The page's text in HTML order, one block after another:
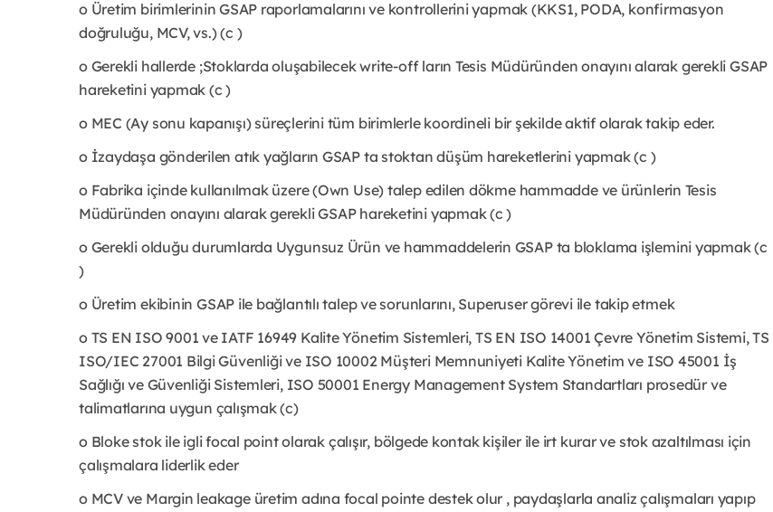
o Üretim birimlerinin GSAP raporlamalarını ve kontrollerini yapmak (KKS1, PODA, konfirmasyon
doğruluğu, MCV, vs.) (c )
o Gerekli hallerde ;Stoklarda oluşabilecek write-off ların Tesis Müdüründen onayını alarak gerekli GSAP
hareketini yapmak (c )
o MEC (Ay sonu kapanışı) süreçlerini tüm birimlerle koordineli bir şekilde aktif olarak takip eder.
o İzaydaşa gönderilen atık yağların GSAP ta stoktan düşüm hareketlerini yapmak (c )
o Fabrika içinde kullanılmak üzere (Own Use) talep edilen dökme hammadde ve ürünlerin Tesis
Müdüründen onayını alarak gerekli GSAP hareketini yapmak (c )
o Gerekli olduğu durumlarda Uygunsuz Ürün ve hammaddelerin GSAP ta bloklama işlemini yapmak (c
)
o Üretim ekibinin GSAP ile bağlantılı talep ve sorunlarını, Superuser görevi ile takip etmek
o TS EN ISO 9001 ve IATF 16949 Kalite Yönetim Sistemleri, TS EN ISO 14001 Çevre Yönetim Sistemi, TS
ISO/IEC 27001 Bilgi Güvenliği ve ISO 10002 Müşteri Memnuniyeti Kalite Yönetim ve ISO 45001 İş
Sağlığı ve Güvenliği Sistemleri, ISO 50001 Energy Management System Standartları prosedür ve
talimatlarına uygun çalışmak (c)
o Bloke stok ile igli focal point olarak çalışır, bölgede kontak kişiler ile irt kurar ve stok azaltılması için
çalışmalara liderlik eder
o MCV ve Margin leakage üretim adına focal pointe destek olur , paydaşlarla analiz çalışmaları yapıp